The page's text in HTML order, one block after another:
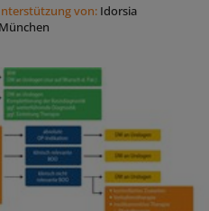
von: Idorsia